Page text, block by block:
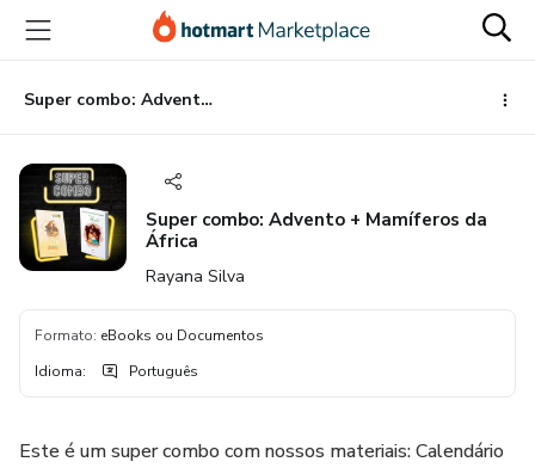
para
conteúdo
principal
para
pagamento
para
rodapé
Super combo: Advento + Mamíferos da África
Super combo: Advento + Mamíferos da
África
Rayana Silva
Formato: eBooks ou Documentos
Idioma: Português
Este é um super combo com nossos materiais: Calendário